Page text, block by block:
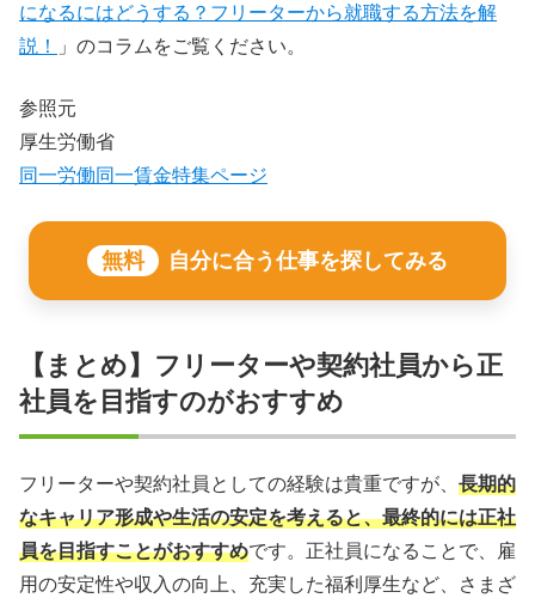
になるにはどうする？フリーターから就職する方法を解
説！
」のコラムをご覧ください。
参照元
厚生労働省
同一労働同一賃金特集ページ
無料 自分に合う仕事を探してみる
【まとめ】フリーターや契約社員から正
社員を目指すのがおすすめ
フリーターや契約社員としての経験は貴重ですが、 長期的
なキャリア形成や生活の安定を考えると、最終的には正社
員を目指すことがおすすめです。正社員になることで、雇
用の安定性や収入の向上、充実した福利厚生など、さまざ